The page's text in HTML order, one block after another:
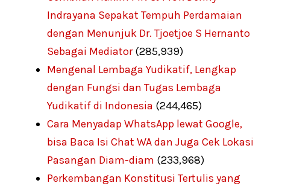
Indrayana Sepakat Tempuh Perdamaian
dengan Menunjuk Dr. Tjoetjoe S Hernanto
Sebagai Mediator (285,939)
Mengenal Lembaga Yudikatif, Lengkap
dengan Fungsi dan Tugas Lembaga
Yudikatif di Indonesia (244,465)
Cara Menyadap WhatsApp lewat Google,
bisa Baca Isi Chat WA dan Juga Cek Lokasi
Pasangan Diam-diam (233,968)
Perkembangan Konstitusi Tertulis yang